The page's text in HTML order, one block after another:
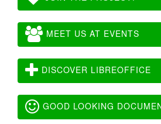
MEET US AT EVENTS
DISCOVER LIBREOFFICE
GOOD LOOKING